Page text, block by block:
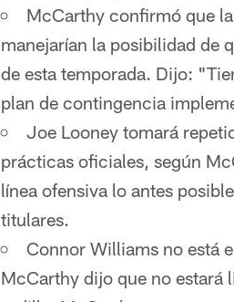
McCarthy confirmó que
manejarían la posibilidad de
de esta temporada. Dijo:
plan de contingencia
Joe Looney tomará
prácticas oficiales, según
línea ofensiva lo antes
titulares.
Connor Williams no está
McCarthy dijo que no estará